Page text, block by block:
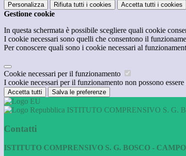
Personalizza Rifiuta tutti i cookies Accetta tutti i cookies
Gestione cookie
In questa schermata è possibile scegliere quali cookie
I cookie necessari sono quelli che consentono il
Per conoscere quali sono i cookie necessari al
Cookie necessari per il funzionamento
I cookie necessari per il funzionamento non possono
Accetta tutti Salva le preferenze
ISTITUTO COMPRENSIVO S. G.
Contatti
ISTITUTO COMPRENSIVO S. G. BOSCO -